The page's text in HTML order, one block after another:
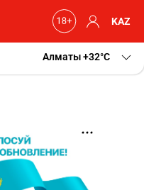
KAZ
Алматы+32 C